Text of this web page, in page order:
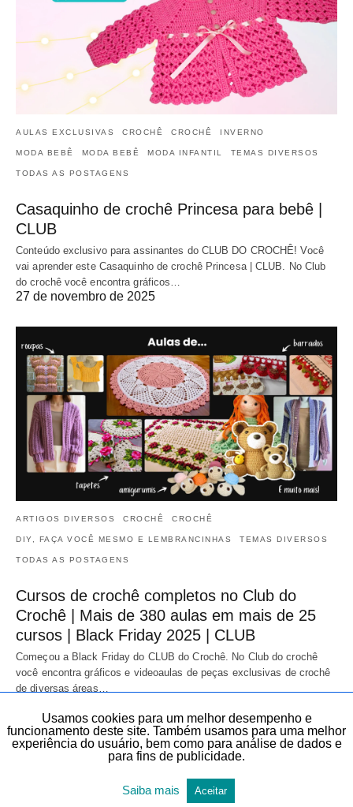
AULAS EXCLUSIVAS CROCHÊ CROCHÊ INVERNO
MODA BEBÊ MODA BEBÊ MODA INFANTIL TEMAS DIVERSOS
TODAS AS POSTAGENS
Casaquinho de crochê Princesa para bebê |
CLUB
Conteúdo exclusivo para assinantes do CLUB DO CROCHÊ! Você
vai aprender este Casaquinho de crochê Princesa | CLUB. No Club
do crochê você encontra gráficos…
27 de novembro de 2025
ARTIGOS DIVERSOS CROCHÊ CROCHÊ
DIY, FAÇA VOCÊ MESMO E LEMBRANCINHAS TEMAS DIVERSOS
TODAS AS POSTAGENS
Cursos de crochê completos no Club do
Crochê | Mais de 380 aulas em mais de 25
cursos | Black Friday 2025 | CLUB
Começou a Black Friday do CLUB do Crochê. No Club do crochê
você encontra gráficos e videoaulas de peças exclusivas de crochê
de diversas áreas…
Usamos cookies para um melhor desempenho e
funcionamento deste site. Também usamos para uma melhor
experiência do usuário, bem como para análise de dados e
para fins de publicidade.
Saiba mais Aceitar